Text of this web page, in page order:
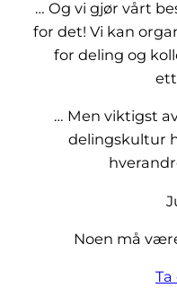
… Og vi gjør vårt
for det! Vi kan
for deling og
… Men viktigst
delingskultur
Noen må
Ta